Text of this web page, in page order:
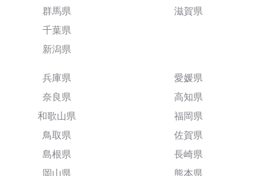
群馬県
千葉県
新潟県
滋賀県
兵庫県
奈良県
和歌山県
鳥取県
島根県
岡山県
愛媛県
高知県
福岡県
佐賀県
長崎県
熊本県